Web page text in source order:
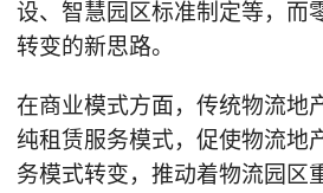
设、智慧园区标准制定等，而
转变的新思路。
在商业模式方面，传统物流地
纯租赁服务模式，促使物流地
务模式转变，推动着物流园区